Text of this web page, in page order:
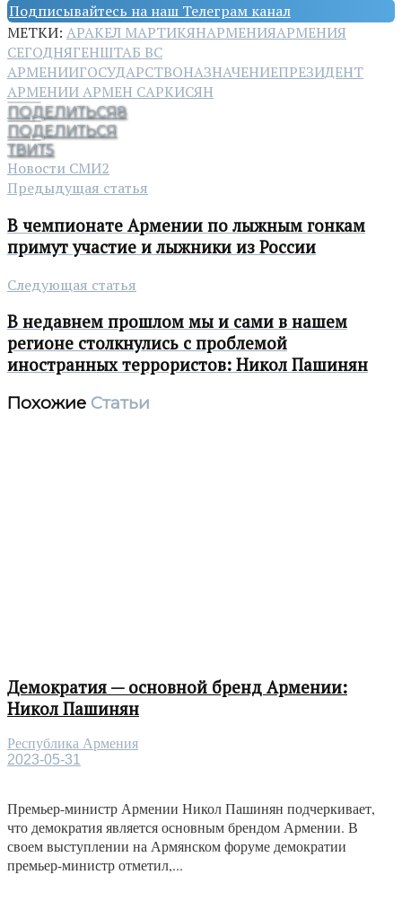
Подписывайтесь на наш Телеграм канал
МЕТКИ: АРАКЕЛ МАРТИКЯНАРМЕНИЯАРМЕНИЯ
СЕГОДНЯГЕНШТАБ ВС
АРМЕНИИГОСУДАРСТВОНАЗНАЧЕНИЕПРЕЗИДЕНТ
АРМЕНИИ АРМЕН САРКИСЯН
ПОДЕЛИТЬСЯ8
ПОДЕЛИТЬСЯ
ТВИТ5
Новости СМИ2
Предыдущая статья
В чемпионате Армении по лыжным гонкам
примут участие и лыжники из России
Следующая статья
В недавнем прошлом мы и сами в нашем
регионе столкнулись с проблемой
иностранных террористов: Никол Пашинян
Похожие Статьи
Демократия — основной бренд Армении:
Никол Пашинян
Республика Армения
2023-05-31
Премьер-министр Армении Никол Пашинян подчеркивает,
что демократия является основным брендом Армении. В
своем выступлении на Армянском форуме демократии
премьер-министр отметил,...